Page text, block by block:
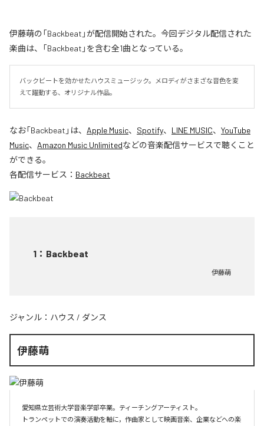
伊藤萌の「Backbeat」が配信開始された。今回デジタル配信された
楽曲は、「Backbeat」を含む全1曲となっている。
バックビートを効かせたハウスミュージック。メロディがさまざな音色を変
えて躍動する、オリジナル作品。
なお「Backbeat 」は、 Apple Music、 Spotify、 LINE MUSIC、 YouTube
Music、 Amazon Music Unlimitedなどの音楽配信サービスで聴くこと
ができる。
各配信サービス： Backbeat
1 ： Backbeat
伊藤萌
ジャンル： ハウス / ダンス
伊藤萌
愛知県立芸術大学音楽学部卒業。ティーチングアーティスト。
トランペットでの演奏活動を軸に，作曲家として映画音楽、企業などへの楽